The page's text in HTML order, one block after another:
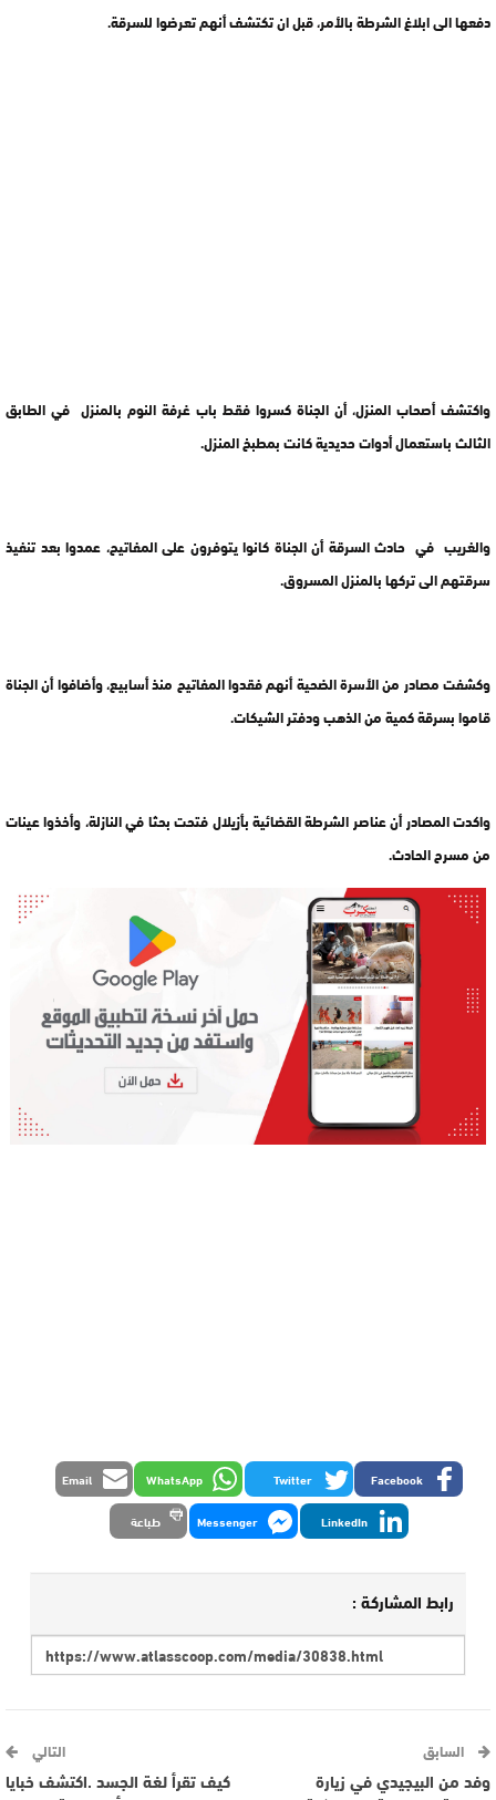
دفعها الى ابلاغ الشرطة بالأمر، قبل ان تكتشف أنهم تعرضوا للسرقة.
واكتشف أصحاب المنزل، أن الجناة كسروا فقط باب غرفة النوم بالمنزل في الطابق
الثالث باستعمال أدوات حديدية كانت بمطبخ المنزل.
والغريب في حادث السرقة أن الجناة كانوا يتوفرون على المفاتيح، عمدوا بعد تنفيذ
سرقتهم الى تركها بالمنزل المسروق.
وكشفت مصادر من الأسرة الضحية أنهم فقدوا المفاتيح منذ أسابيع، وأضافوا أن الجناة
قاموا بسرقة كمية من الذهب ودفتر الشيكات.
واكدت المصادر أن عناصر الشرطة القضائية بأزيلال فتحت بحثا في النازلة، وأخذوا عينات
من مسرح الحادث.
Facebook
Twitter
WhatsApp
Email
LinkedIn
Messenger طباعة
رابط المشاركة :
السابق
وفد من البيجيدي في زيارة
التالي
كيف تقرأ لغة الجسد .اكتشف خبايا